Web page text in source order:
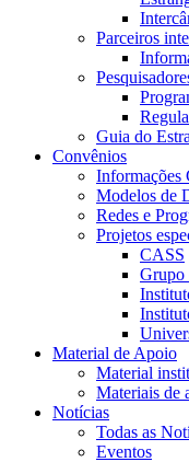
Parceiros
Guia do
Convênios
Informações
Modelos de
Redes e
Projetos
CASS
Grupo
Material de Apoio
Material
Materiais de
Notícias
Todas as
Eventos